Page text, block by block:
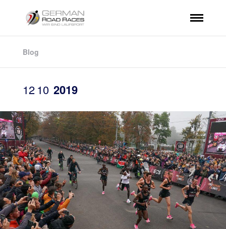
Blog
12 10 2019